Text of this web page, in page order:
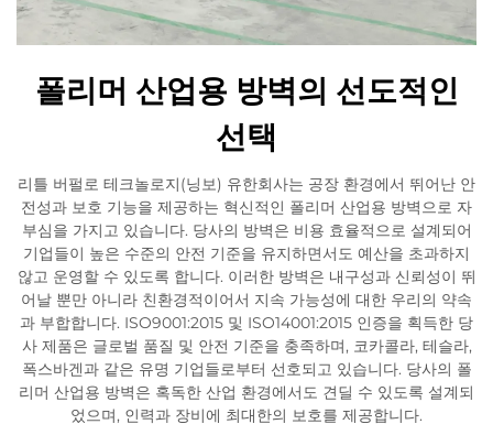
폴리머 산업용 방벽의 선도적인
선택
리틀 버펄로 테크놀로지(닝보) 유한회사는 공장 환경에서 뛰어난 안
전성과 보호 기능을 제공하는 혁신적인 폴리머 산업용 방벽으로 자
부심을 가지고 있습니다. 당사의 방벽은 비용 효율적으로 설계되어
기업들이 높은 수준의 안전 기준을 유지하면서도 예산을 초과하지
않고 운영할 수 있도록 합니다. 이러한 방벽은 내구성과 신뢰성이 뛰
어날 뿐만 아니라 친환경적이어서 지속 가능성에 대한 우리의 약속
과 부합합니다. ISO9001:2015 및 ISO14001:2015 인증을 획득한 당
사 제품은 글로벌 품질 및 안전 기준을 충족하며, 코카콜라, 테슬라,
폭스바겐과 같은 유명 기업들로부터 선호되고 있습니다. 당사의 폴
리머 산업용 방벽은 혹독한 산업 환경에서도 견딜 수 있도록 설계되
었으며, 인력과 장비에 최대한의 보호를 제공합니다.